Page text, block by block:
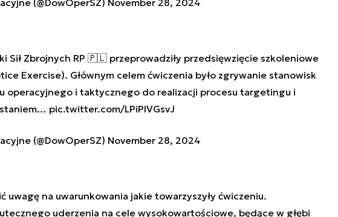
(@DowOperSZ) November 28, 2024
Sił Zbrojnych RP 🇵🇱 przeprowadziły przedsięwzięcie szkoleniowe
Exercise). Głównym celem ćwiczenia było zgrywanie stanowisk
operacyjnego i taktycznego do realizacji procesu targetingu i
pic.twitter.com/LPiPlVGsvJ
(@DowOperSZ) November 28, 2024
uwagę na uwarunkowania jakie towarzyszyły ćwiczeniu.
uderzenia na cele wysokowartościowe, będące w głębi